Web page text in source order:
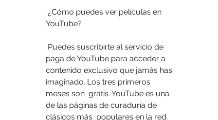
YouTube?
paga de YouTube para acceder a
contenido exclusivo que jamás has
imaginado. Los tres primeros
meses son  gratis. YouTube es una
de las páginas de curaduría de
clásicos más  populares en la red.